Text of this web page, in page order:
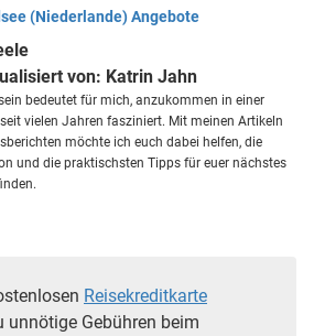
(Niederlande) Angebote
von: Katrin Jahn
bedeutet für mich, anzukommen in einer
vielen Jahren fasziniert. Mit meinen Artikeln
möchte ich euch dabei helfen, die
und die praktischsten Tipps für euer nächstes
Reisekreditkarte
unnötige Gebühren beim